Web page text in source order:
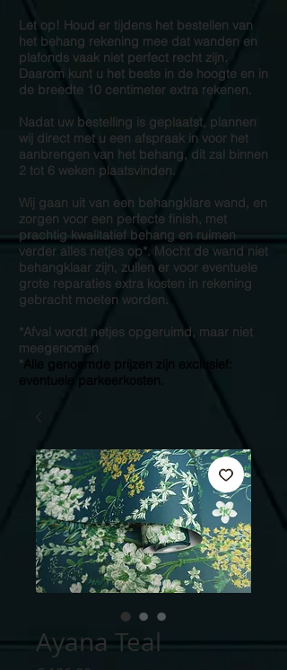
Let op! Houd er tijdens het bestellen van
het behang rekening mee dat wanden en
plafonds vaak niet perfect recht zijn.
Daarom kunt u het beste in de hoogte en in
de breedte 10 centimeter extra rekenen.
Nadat uw bestelling is geplaatst, plannen
wij direct met u een afspraak in voor het
aanbrengen van het behang, dit zal binnen
2 tot 6 weken plaatsvinden.
Wij gaan uit van een behangklare wand, en
zorgen voor een perfecte finish, met
prachtig kwalitatief behang en ruimen
verder alles netjes op*. Mocht de wand niet
behangklaar zijn, zullen er voor eventuele
grote reparaties extra kosten in rekening
gebracht moeten worden.
*Afval wordt netjes opgeruimd, maar niet
meegenomen
* Alle genoemde prijzen zijn exclusief:
Ayana Teal